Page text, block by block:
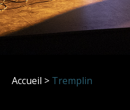
Accueil > Tremplin